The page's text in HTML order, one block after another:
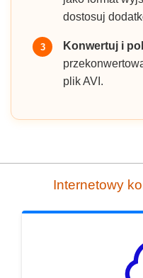
dostosuj
3 Konwertuj i
plik AVI.
Internetowy